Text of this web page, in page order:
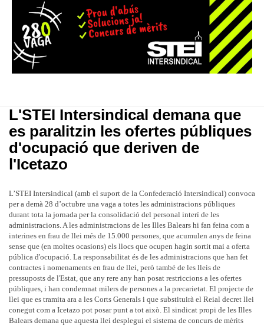
L'STEI Intersindical demana que
es paralitzin les ofertes públiques
d'ocupació que deriven de
l'Icetazo
L’STEI Intersindical (amb el suport de la Confederació Intersindical) convoca
per a demà 28 d’octubre una vaga a totes les administracions públiques
durant tota la jornada per la consolidació del personal interí de les
administracions. A les administracions de les Illes Balears hi fan feina com a
interines en frau de llei més de 15.000 persones, que acumulen anys de feina
sense que (en moltes ocasions) els llocs que ocupen hagin sortit mai a oferta
pública d'ocupació. La responsabilitat és de les administracions que han fet
contractes i nomenaments en frau de llei, però també de les lleis de
pressuposts de l'Estat, que any rere any han posat restriccions a les ofertes
públiques, i han condemnat milers de persones a la precarietat. El projecte de
llei que es tramita ara a les Corts Generals i que substituirà el Reial decret llei
conegut com a Icetazo pot posar punt a tot això. El sindicat propi de les Illes
Balears demana que aquesta llei desplegui el sistema de concurs de mèrits